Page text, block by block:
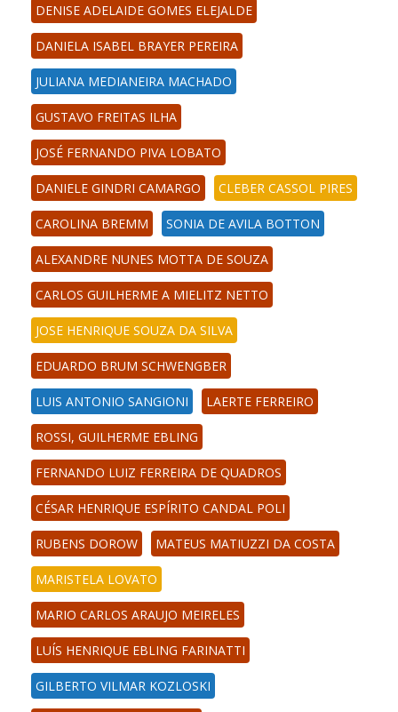
DENISE ADELAIDE GOMES ELEJALDE
DANIELA ISABEL BRAYER PEREIRA
JULIANA MEDIANEIRA MACHADO
GUSTAVO FREITAS ILHA
JOSÉ FERNANDO PIVA LOBATO
DANIELE GINDRI CAMARGO CLEBER CASSOL PIRES
CAROLINA BREMM SONIA DE AVILA BOTTON
ALEXANDRE NUNES MOTTA DE SOUZA
CARLOS GUILHERME A MIELITZ NETTO
JOSE HENRIQUE SOUZA DA SILVA
EDUARDO BRUM SCHWENGBER
LUIS ANTONIO SANGIONI LAERTE FERREIRO
ROSSI, GUILHERME EBLING
FERNANDO LUIZ FERREIRA DE QUADROS
CÉSAR HENRIQUE ESPÍRITO CANDAL POLI
RUBENS DOROW MATEUS MATIUZZI DA COSTA
MARISTELA LOVATO
MARIO CARLOS ARAUJO MEIRELES
LUÍS HENRIQUE EBLING FARINATTI
GILBERTO VILMAR KOZLOSKI